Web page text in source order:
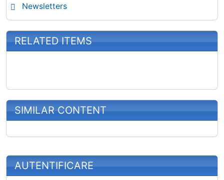
Newsletters
RELATED ITEMS
SIMILAR CONTENT
More content and functionality
AUTENTIFICARE